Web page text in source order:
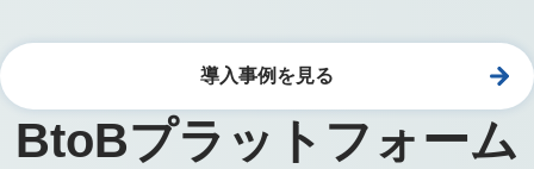
導入事例を見る
BtoBプラットフォーム